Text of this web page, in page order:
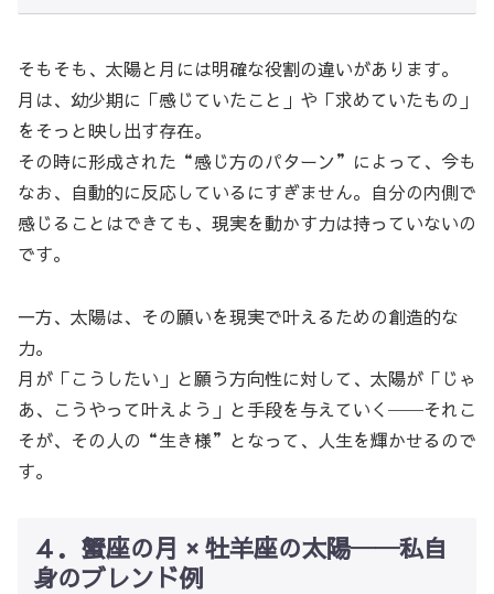
そもそも、太陽と月には明確な役割の違いがあります。
月は、幼少期に「感じていたこと」や「求めていたもの」
をそっと映し出す存在。
その時に形成された“感じ方のパターン”によって、今も
なお、自動的に反応しているにすぎません。自分の内側で
感じることはできても、現実を動かす力は持っていないの
です。
一方、太陽は、その願いを現実で叶えるための創造的な
力。
月が「こうしたい」と願う方向性に対して、太陽が「じゃ
あ、こうやって叶えよう」と手段を与えていく──それこ
そが、その人の“生き様”となって、人生を輝かせるので
す。
４．蟹座の月 × 牡羊座の太陽──私自
身のブレンド例